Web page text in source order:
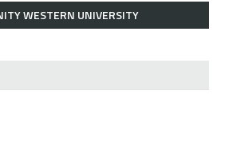
WESTERN UNIVERSITY